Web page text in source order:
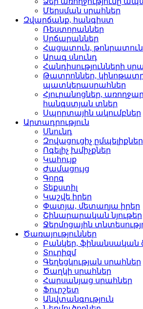
Մերսման սրահներ­
Զվարճանք, հանգիստ
Ռեստորաններ­
Սրճարաններ­
Հացատուն, թոնրատուն­
Արագ սնունդ­
Հանդիսությունների
Թատրոններ,
պատկերասրահներ
Հյուրանոցներ,
հանգստյան տներ
Սպորտային ակումբներ­
Արտադրություն
Սնունդ­
Զովացուցիչ ըմպելիքներ
Ոգելիչ խմիչքներ­
Կահույք­
Ժամացույց­
Գորգ­
Տեքստիլ­
Կաշվե իրեր­
Փատյա, մետաղյա իրեր­
Շինարարական նյութեր
Ջերմոցային
Ծառայություններ
Բանկեր, ֆինանսական
Տուրիզմ­
Գեղեցկության սրահներ­
Ծաղկի սրահներ­
Հարսանյաց սրահներ
Ֆուրշետ­
Անվտանգություն­